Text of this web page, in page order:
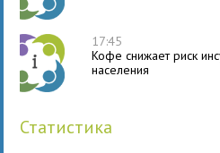
17:45
Кофе снижает риск
населения
статистика